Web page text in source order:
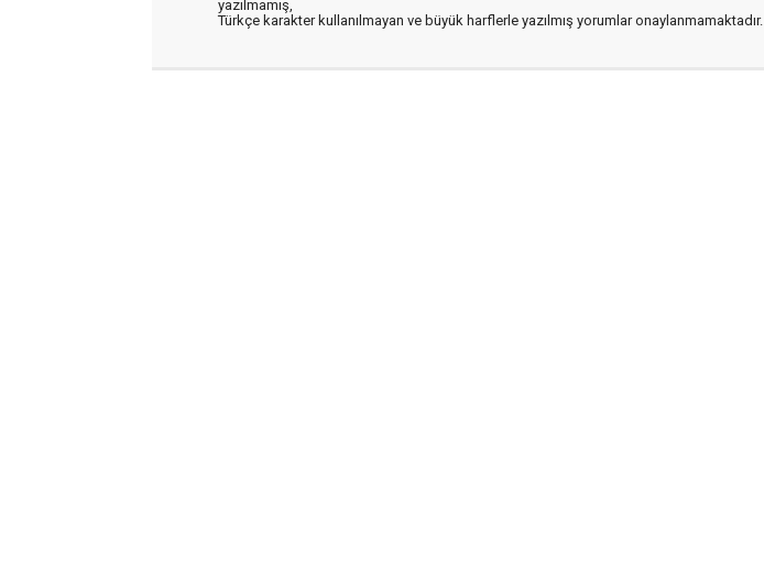
yazılmamış,
Türkçe karakter kullanılmayan ve büyük harflerle yazılmış yorumlar onaylanmamaktadır.